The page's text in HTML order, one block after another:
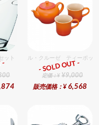
ット
-
ル・クルーゼ ティーポッ
総合ﾗﾝｷﾝｸﾞ
定価：¥ ¥9,000
販売価格：¥ 6,568
- SOLD OUT -